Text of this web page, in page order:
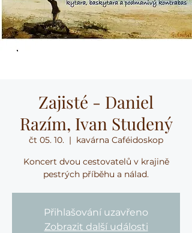
Zajisté - Daniel
Razím, Ivan Studený
čt 05. 10.
  |
kavárna Caféidoskop
Koncert dvou cestovatelů v krajině
pestrých příběhu a nálad.
Přihlašování uzavřeno
Zobrazit další události